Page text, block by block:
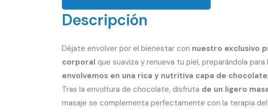
Descripción
Déjate envolver por el bienestar con nuestro exclusivo
corporal que suaviza y renueva tu piel, preparándola
envolvemos en una rica y nutritiva capa de chocolate
Tras la envoltura de chocolate, disfruta de un ligero
masaje se complementa perfectamente con la terapia